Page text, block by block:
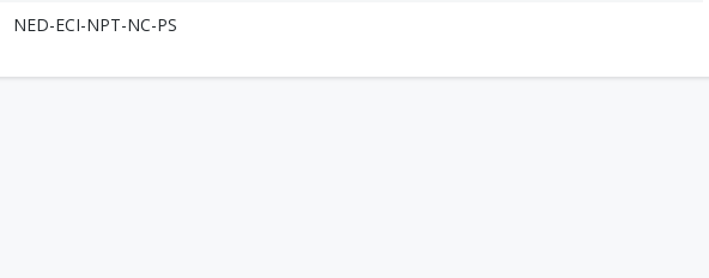
NED-ECI-NPT-NC-PS